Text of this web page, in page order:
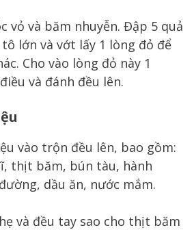
vỏ và băm nhuyễn. Đập 5 quả
lớn và vớt lấy 1 lòng đỏ để
Cho vào lòng đỏ này 1
và đánh đều lên.
vào trộn đều lên, bao gồm:
thịt băm, bún tàu, hành
dầu ăn, nước mắm.
và đều tay sao cho thịt băm